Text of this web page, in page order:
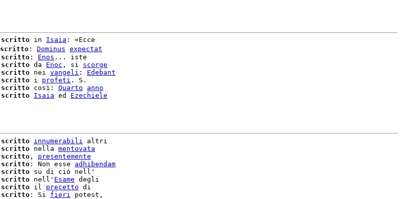
scritto in Isaia : «Ecce
scritto : Dominus expectat
scritto : Enos ... iste
scritto da Enoc , si scorge
scritto nei vangeli : Edebant
scritto i profeti . S.
scritto così: Quarto
anno
scritto Isaia ed Ezechiele
scritto innumerabili
altri
scritto nella mentovata
scritto , presentemente
scritto : Non esse adhibendam
scritto su di ciò nell'
scritto nell' Esame degli
scritto il precetto
scritto : Si fieri potest,